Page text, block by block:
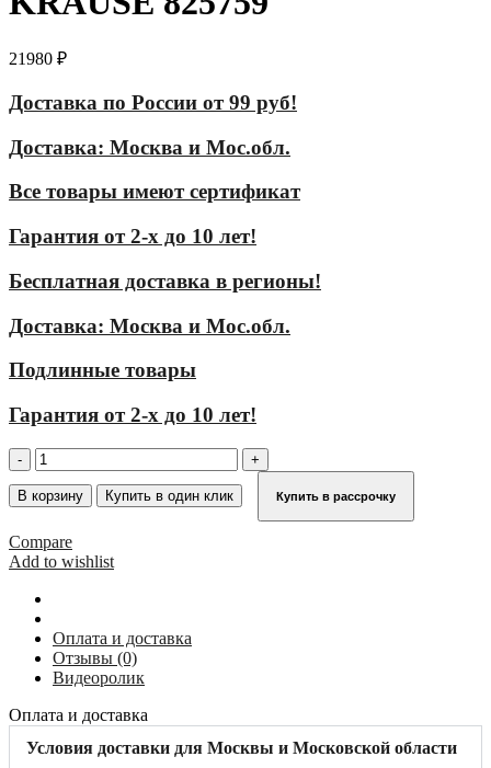
21980 ₽
Доставка по России от 99 руб!
Доставка: Москва и Мос.обл.
Все товары имеют сертификат
Гарантия от 2-х до 10 лет!
Бесплатная доставка в регионы!
Доставка: Москва и Мос.обл.
Подлинные товары
Гарантия от 2-х до 10 лет!
Количество
товара
Торцевые
для
800
мм
KRAUSE
825759
В корзину Купить в один клик Купить в рассрочку
Compare
Add to wishlist
Оплата и доставка
Отзывы (0)
Видеоролик
Оплата и доставка
Условия доставки для Москвы и Московской области